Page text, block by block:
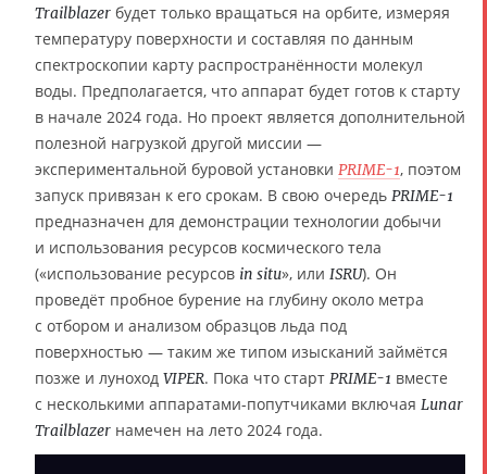
Trailblazer будет только вращаться на орбите, измеряя
температуру поверхности и составляя по данным
спектроскопии карту распространённости молекул
воды. Предполагается, что аппарат будет готов к старту
в начале 2024 года. Но проект является дополнительной
полезной нагрузкой другой миссии —
экспериментальной буровой установки PRIME-1, поэтом
запуск привязан к его срокам. В свою очередь PRIME-1
предназначен для демонстрации технологии добычи
и использования ресурсов космического тела
(«использование ресурсов in situ», или ISRU). Он
проведёт пробное бурение на глубину около метра
с отбором и анализом образцов льда под
поверхностью — таким же типом изысканий займётся
позже и луноход VIPER. Пока что старт PRIME-1 вместе
с несколькими аппаратами-попутчиками включая Lunar
Trailblazer намечен на лето 2024 года.